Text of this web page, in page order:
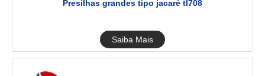
Presilhas grandes tipo jacaré tl708
Saiba Mais